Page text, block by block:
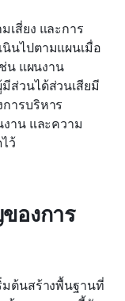
เสี่ยง และการ
นินไปตามแผนเมื่อ
น แผนงาน
ส่วนได้ส่วนเสียมี
ารบริหาร
าน และความ
ว้
องการ
มต้นสร้างพื้นฐานที่